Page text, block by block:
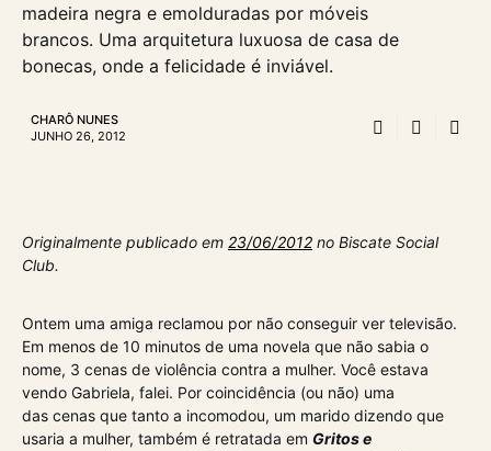
madeira negra e emolduradas por móveis
brancos. Uma arquitetura luxuosa de casa de
bonecas, onde a felicidade é inviável.
CHARÔ NUNES
JUNHO 26, 2012
Originalmente publicado em 23/06/2012 no Biscate Social
Club.
Ontem uma amiga reclamou por não conseguir ver televisão.
Em menos de 10 minutos de uma novela que não sabia o
nome, 3 cenas de violência contra a mulher. Você estava
vendo Gabriela, falei. Por coincidência (ou não) uma
das cenas que tanto a incomodou, um marido dizendo que
usaria a mulher, também é retratada em Gritos e